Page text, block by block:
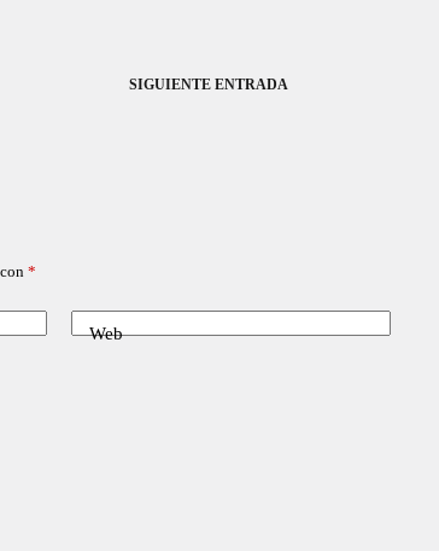
SIGUIENTE ENTRADA
*
Web